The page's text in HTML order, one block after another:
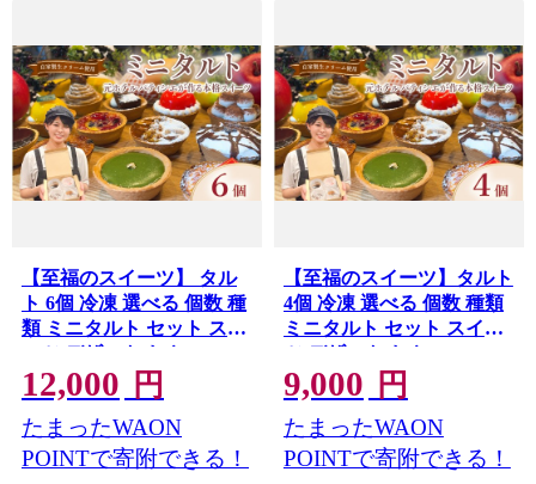
【至福のスイーツ】 タル
ト 6個 冷凍 選べる 個数 種
類 ミニタルト セット スイ
ーツ デザート おやつ
taruto チョコ TARUTO た
ると カスタード キャラメ
ル ショコラ 冷凍スイーツ
絶品スイーツ 洋菓子 ギフ
12,000 円
たまったWAON
POINTで寄附できる！
【至福のスイーツ】タルト
4個 冷凍 選べる 個数 種類
ミニタルト セット スイー
ツ デザート おやつ taruto
チョコ TARUTO たると
カスタード キャラメル シ
ョコラ 冷凍スイーツ 絶品
スイーツ 洋菓子 ギフト お
9,000 円
たまったWAON
POINTで寄附できる！